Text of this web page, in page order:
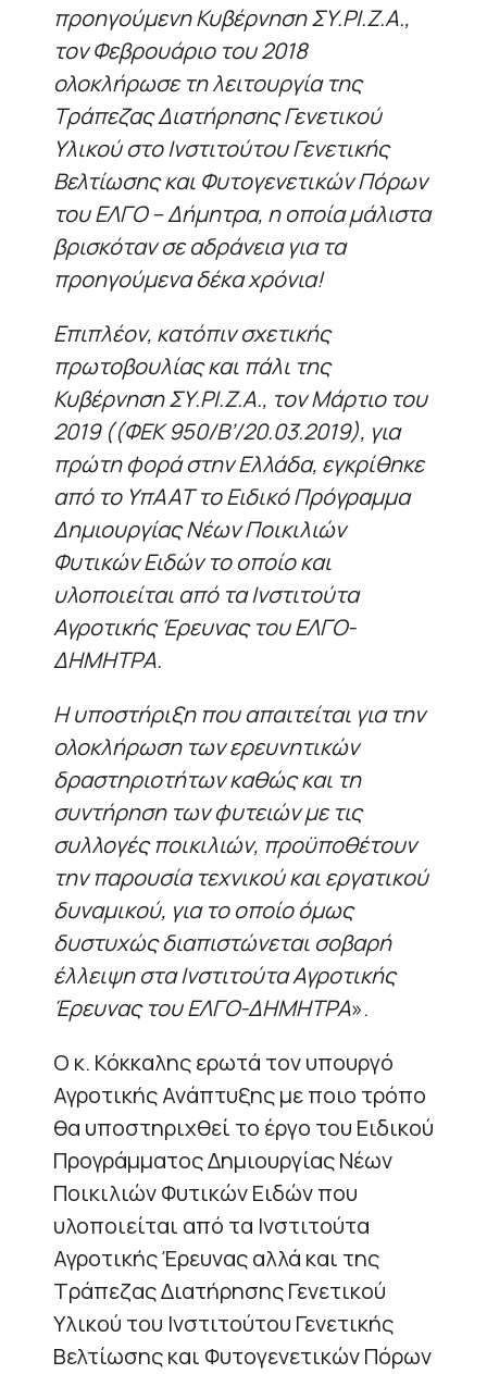
προηγούμενη Κυβέρνηση ΣΥ.ΡΙ.Ζ.Α.,
τον Φεβρουάριο του 2018
ολοκλήρωσε τη λειτουργία της
Τράπεζας Διατήρησης Γενετικού
Υλικού στο Ινστιτούτου Γενετικής
Βελτίωσης και Φυτογενετικών Πόρων
του ΕΛΓΟ – Δήμητρα, η οποία μάλιστα
βρισκόταν σε αδράνεια για τα
προηγούμενα δέκα χρόνια!
Επιπλέον, κατόπιν σχετικής
πρωτοβουλίας και πάλι της
Κυβέρνηση ΣΥ.ΡΙ.Ζ.Α., τον Μάρτιο του
2019 ((ΦΕΚ 950/Β’/20.03.2019), για
πρώτη φορά στην Ελλάδα, εγκρίθηκε
από το ΥπΑΑΤ το Ειδικό Πρόγραμμα
Δημιουργίας Νέων Ποικιλιών
Φυτικών Ειδών το οποίο και
υλοποιείται από τα Ινστιτούτα
Αγροτικής Έρευνας του ΕΛΓΟ-
ΔΗΜΗΤΡΑ.
Η υποστήριξη που απαιτείται για την
ολοκλήρωση των ερευνητικών
δραστηριοτήτων καθώς και τη
συντήρηση των φυτειών με τις
συλλογές ποικιλιών, προϋποθέτουν
την παρουσία τεχνικού και εργατικού
δυναμικού, για το οποίο όμως
δυστυχώς διαπιστώνεται σοβαρή
έλλειψη στα Ινστιτούτα Αγροτικής
Έρευνας του ΕΛΓΟ-ΔΗΜΗΤΡΑ».
Ο κ. Κόκκαλης ερωτά τον υπουργό
Αγροτικής Ανάπτυξης με ποιο τρόπο
θα υποστηριχθεί το έργο του Ειδικού
Προγράμματος Δημιουργίας Νέων
Ποικιλιών Φυτικών Ειδών που
υλοποιείται από τα Ινστιτούτα
Αγροτικής Έρευνας αλλά και της
Τράπεζας Διατήρησης Γενετικού
Υλικού του Ινστιτούτου Γενετικής
Βελτίωσης και Φυτογενετικών Πόρων